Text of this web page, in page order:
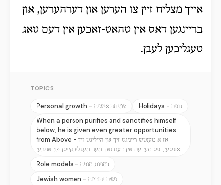
אייך מצליח זיין צו הערען און דערהערען, און
בריינגען דאס אין טהאט-זאכען אין דעם טאג
טעגליכען לעבן.
TOPICS
Personal growth - צמיחה אישית Holidays - חגים
When a person purifies and sanctifies himself
below, he is given even greater opportunities
from Above - אז א מענטש רייניגט זיך און הייליגט זיך
אונטען, גיט מען עם אין דעם נאך מער מעגליכקייטן פון אויבען
Role models - דמויות מופת
Jewish women - נשים יהודיות